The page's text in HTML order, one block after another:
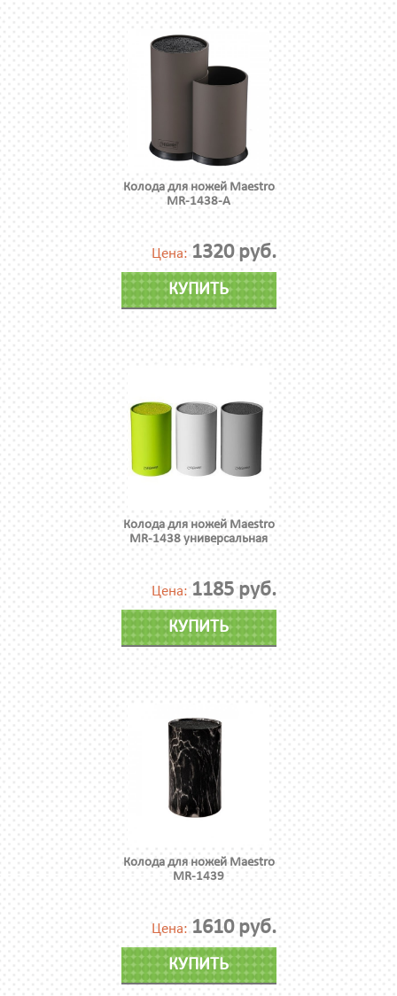
Колода для ножей Maestro
MR-1438-A
Цена: 1320 руб.
КУПИТЬ
Колода для ножей Maestro
MR-1438 универсальная
Цена: 1185 руб.
КУПИТЬ
Колода для ножей Maestro
MR-1439
Цена: 1610 руб.
КУПИТЬ